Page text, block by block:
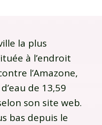
la plus
à l’endroit
l’Amazone,
de 13,59
son site web.
bas depuis le